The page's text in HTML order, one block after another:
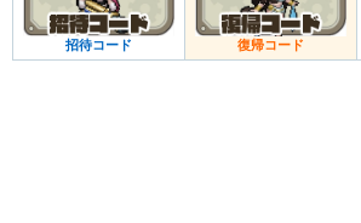
招待コード 復帰コード